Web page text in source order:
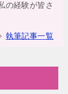
の経験が皆さ
執筆記事一覧